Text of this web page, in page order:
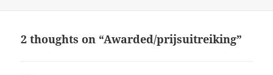
2 thoughts on “Awarded/prijsuitreiking”